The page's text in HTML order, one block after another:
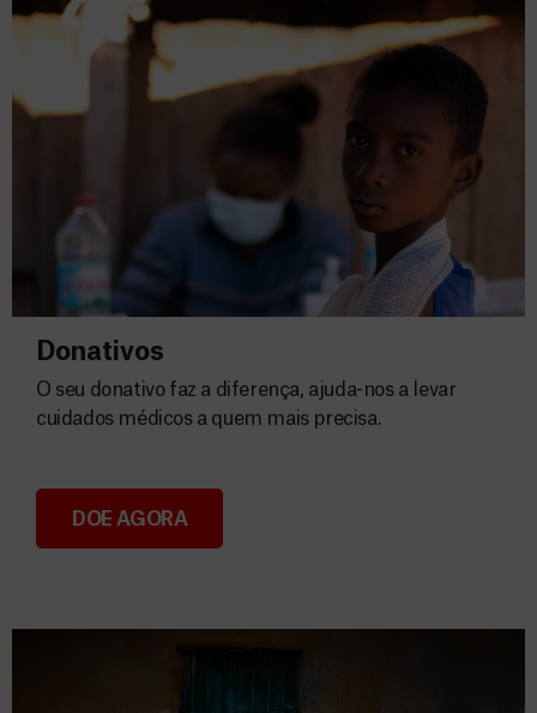
Donativos
Donativos
O seu donativo faz a diferença, ajuda-nos a levar
cuidados médicos a quem mais precisa.
DOE AGORA